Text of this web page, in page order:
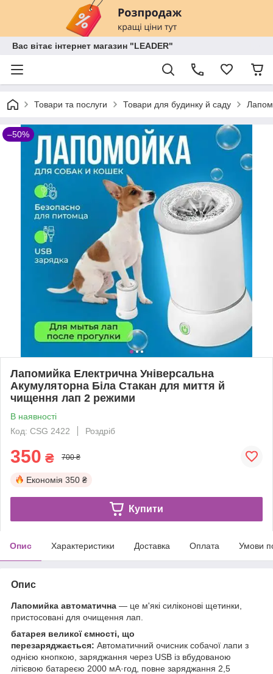
Вас вітає інтернет магазин "LEADER"
Товари та послуги Товари для будинку й саду
–50%
Лапомийка Електрична Універсальна
Акумуляторна Біла Стакан для миття й
чищення лап 2 режими
В наявності
Код: CSG 2422
Роздріб
350 ₴ 700 ₴
Економія 350 ₴
Купити
Опис Характеристики Доставка Оплата Умови
Опис
Лапомийка автоматична — це м'які силіконові щетинки,
пристосовані для очищення лап.
батарея великої ємності, що
перезаряджається: Автоматичний очисник собачої лапи з
однією кнопкою, заряджання через USB із вбудованою
літієвою батареєю 2000 мА·год, повне заряджання 2,5